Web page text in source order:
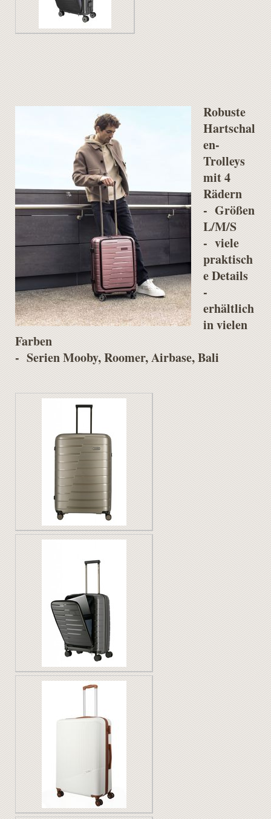
Robuste
Hartschal
en-
Trolleys
mit 4
Rädern
- Größen
L/M/S
- viele
praktisch
e Details
-
erhältlich
in vielen
Farben
- Serien Mooby, Roomer, Airbase, Bali